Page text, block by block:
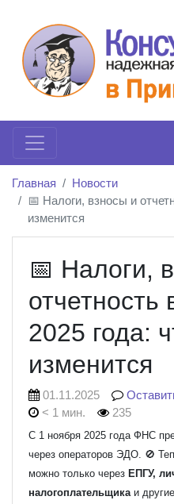
Главная
Новости
📅 Налоги, взносы и
изменится
📅 Налоги,
отчетность
2025 года:
изменится
01.11.2025
< 1 мин.
235
С 1 ноября 2025 года ФНС
через операторов ЭДО. 🚫
можно только через ЕПГУ,
налогоплательщика и